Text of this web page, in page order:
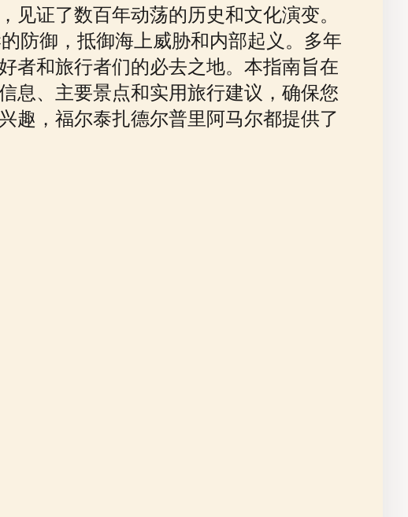
证了数百年动荡的历史和文化演变。
防御，抵御海上威胁和内部起义。多年
者和旅行者们的必去之地。本指南旨在
息、主要景点和实用旅行建议，确保您
趣，福尔泰扎德尔普里阿马尔都提供了